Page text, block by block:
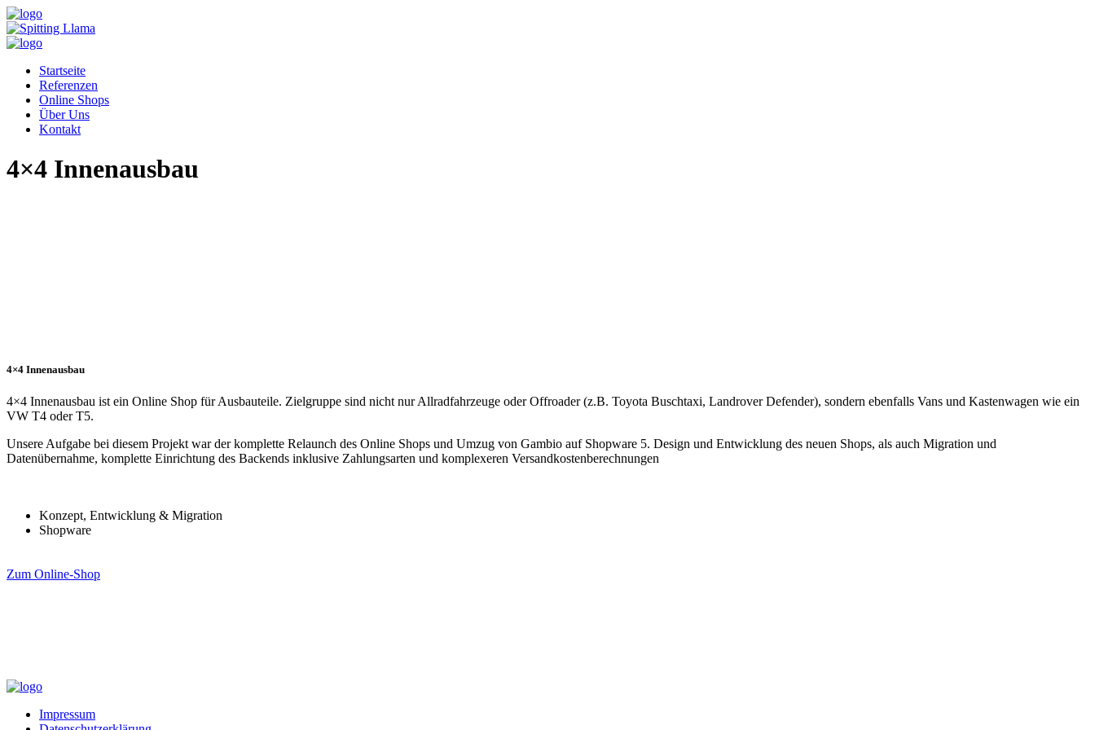
Startseite
Referenzen
Online Shops
Über Uns
Kontakt
4×4 Innenausbau
4×4 Innenausbau
4×4 Innenausbau ist ein Online Shop für Ausbauteile. Zielgruppe sind nicht nur Allradfahrzeuge oder Offroader (z.B. Toyota Buschtaxi, Landrover Defender), sondern ebenfalls Vans und Kastenwagen wie ein
VW T4 oder T5.
Unsere Aufgabe bei diesem Projekt war der komplette Relaunch des Online Shops und Umzug von Gambio auf Shopware 5. Design und Entwicklung des neuen Shops, als auch Migration und
Datenübernahme, komplette Einrichtung des Backends inklusive Zahlungsarten und komplexeren Versandkostenberechnungen
Konzept, Entwicklung & Migration
Shopware
Zum Online-Shop
Impressum